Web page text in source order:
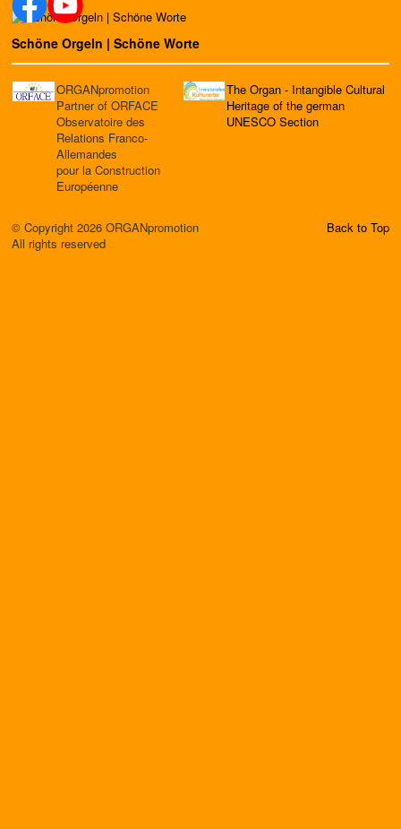
Schöne Orgeln | Schöne Worte
ORGANpromotion
Partner of ORFACE
Observatoire des
Relations Franco-
Allemandes
pour la Construction
Européenne
The Organ - Intangible Cultural
Heritage of the german
UNESCO Section
© Copyright 2026 ORGANpromotion
All rights reserved
Back to Top